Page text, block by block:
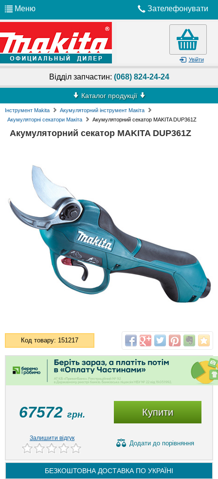
Меню Зателефонувати
Увійти
Відділ запчастин: (068) 824-24-24
Каталог продукції
Інструмент Makita
Акумуляторний інструмент Макіта
Акумуляторні секатори Макіта
Акумуляторний секатор MAKITA DUP361Z
Акумуляторний секатор MAKITA DUP361Z
Код товару: 151217
67572 грн. Купити
Залишити відгук
Додати до порівняння
БЕЗКОШТОВНА ДОСТАВКА ПО УКРАЇНІ